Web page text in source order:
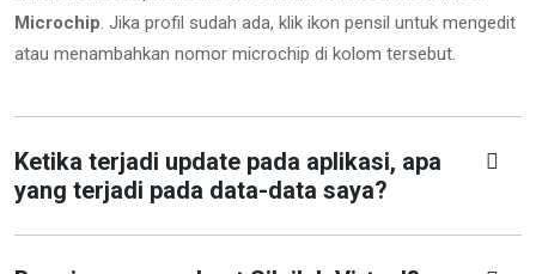
Microchip. Jika profil sudah ada, klik ikon pensil untuk mengedit
atau menambahkan nomor microchip di kolom tersebut.
Ketika terjadi update pada aplikasi, apa
yang terjadi pada data-data saya?